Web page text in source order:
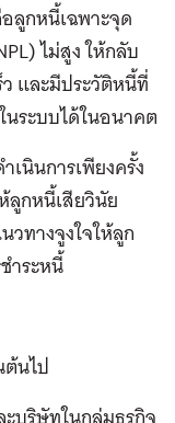
ลูกหนี้เฉพาะจุด
ไม่สูง ให้กลับ
และมีประวัติหนี้ที่
นระบบได้ในอนาคต
เนินการเพียงครั้ง
ลูกหนี้เสียวินัย
วทางจูงใจให้ลูก
ำระหนี้
ต้นไป